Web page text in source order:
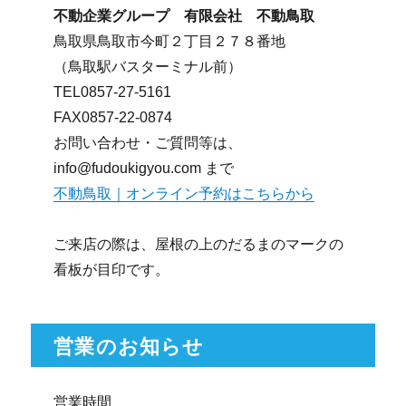
不動企業グループ 有限会社 不動鳥取
鳥取県鳥取市今町２丁目２７８番地
（鳥取駅バスターミナル前）
TEL0857-27-5161
FAX0857-22-0874
お問い合わせ・ご質問等は、
info@fudoukigyou.com まで
不動鳥取｜オンライン予約はこちらから
ご来店の際は、屋根の上のだるまのマークの
看板が目印です。
営業のお知らせ
営業時間